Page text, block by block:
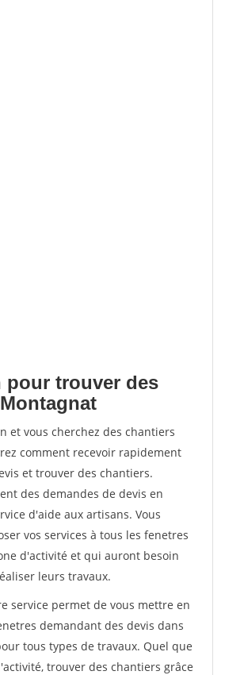
pour trouver des
et vous cherchez des chantiers
comment recevoir rapidement
et trouver des chantiers.
des demandes de devis en
d'aide aux artisans. Vous
vos services à tous les fenetres
d'activité et qui auront besoin
leurs travaux.
service permet de vous mettre en
demandant des devis dans
tous types de travaux. Quel que
trouver des chantiers grâce